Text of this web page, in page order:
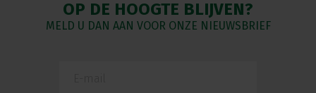
OP DE HOOGTE BLIJVEN?
MELD U DAN AAN VOOR ONZE NIEUWSBRIEF